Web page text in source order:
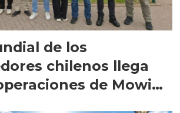
de los
chilenos llega
de Mowi